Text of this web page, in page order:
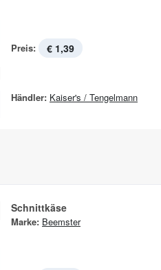
Preis: € 1,39
Händler: Kaiser's / Tengelmann
Schnittkäse
Marke: Beemster